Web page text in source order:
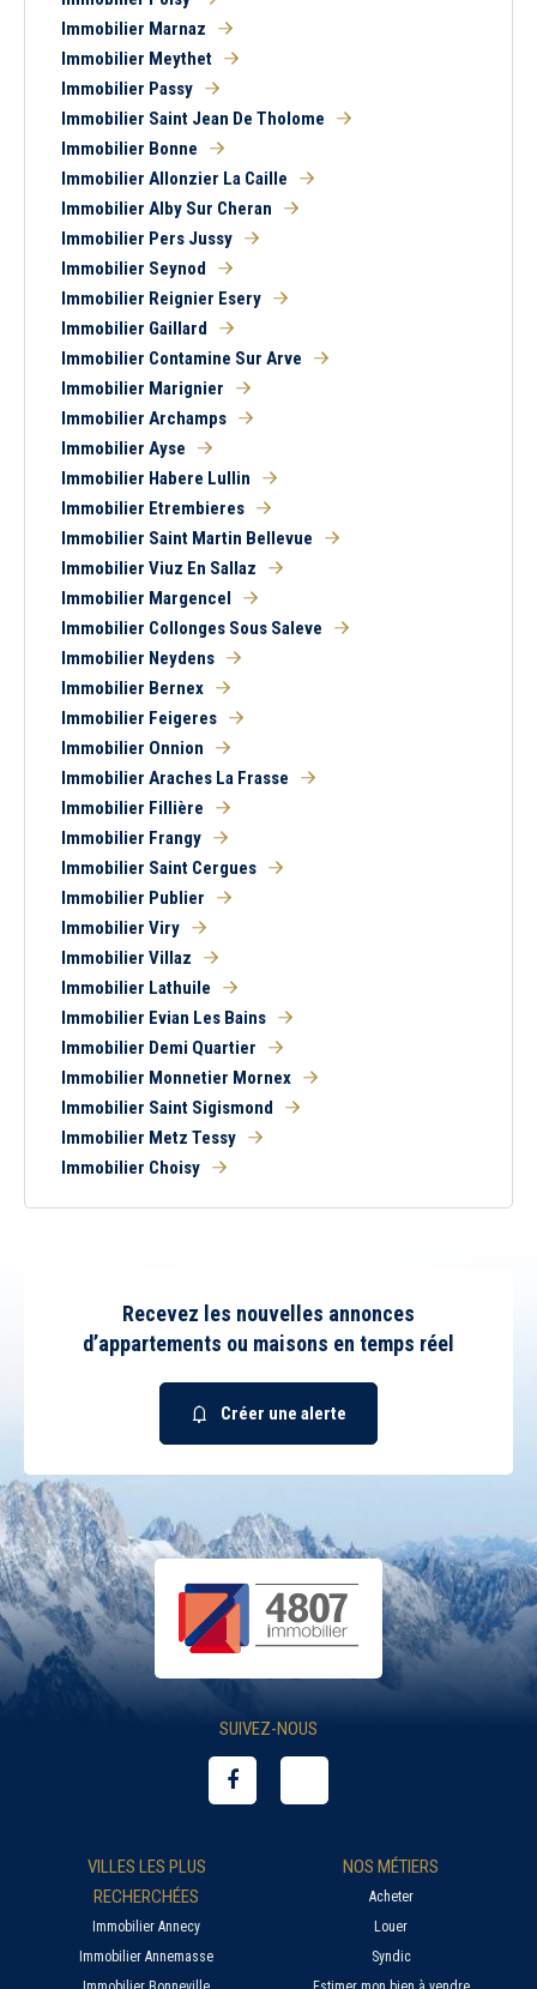
1 2 3
Tous Ancien
Piscine
Parking
chaussée
Immobilier Marnaz
Immobilier Meythet
Immobilier Passy
Immobilier Saint Jean De Tholome
Immobilier Bonne
Immobilier Allonzier La Caille
Immobilier Alby Sur Cheran
Immobilier Pers Jussy
Immobilier Seynod
Immobilier Reignier Esery
Immobilier Gaillard
Immobilier Contamine Sur Arve
Immobilier Marignier
Immobilier Archamps
Immobilier Ayse
Immobilier Habere Lullin
Immobilier Etrembieres
Immobilier Saint Martin Bellevue
Immobilier Viuz En Sallaz
Immobilier Margencel
Immobilier Collonges Sous Saleve
Immobilier Neydens
Immobilier Bernex
Immobilier Feigeres
Immobilier Onnion
Immobilier Araches La Frasse
Immobilier Fillière
Immobilier Frangy
Immobilier Saint Cergues
Immobilier Publier
Immobilier Viry
Immobilier Villaz
Immobilier Lathuile
Immobilier Evian Les Bains
Immobilier Demi Quartier
Immobilier Monnetier Mornex
Immobilier Saint Sigismond
Immobilier Metz Tessy
Immobilier Choisy
Recevez les nouvelles annonces
d’appartements ou maisons en temps réel
Créer une alerte
SUIVEZ-NOUS
VILLES LES PLUS
RECHERCHÉES
Immobilier Annecy
Immobilier Annemasse
NOS MÉTIERS
Acheter
Louer
Syndic